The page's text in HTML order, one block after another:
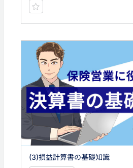
(3)損益計算書の基礎知識